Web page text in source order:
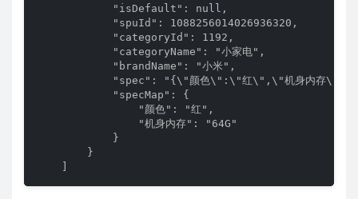
            "isDefault": null,
            "spuId": 1088256014026936320,
            "categoryId": 1192,
            "categoryName": "小家电",
            "brandName": "小米",
"spec": "{\"颜色\":\"红\",\"机身内存
            "specMap": {
                "颜色": "红",
                "机身内存": "64G"
            }
        }